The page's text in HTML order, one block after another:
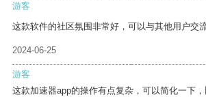
游客
这款软件的社区氛围非常好，可以与其他用户交
2024-06-25
游客
这款加速器app的操作有点复杂，可以简化一下